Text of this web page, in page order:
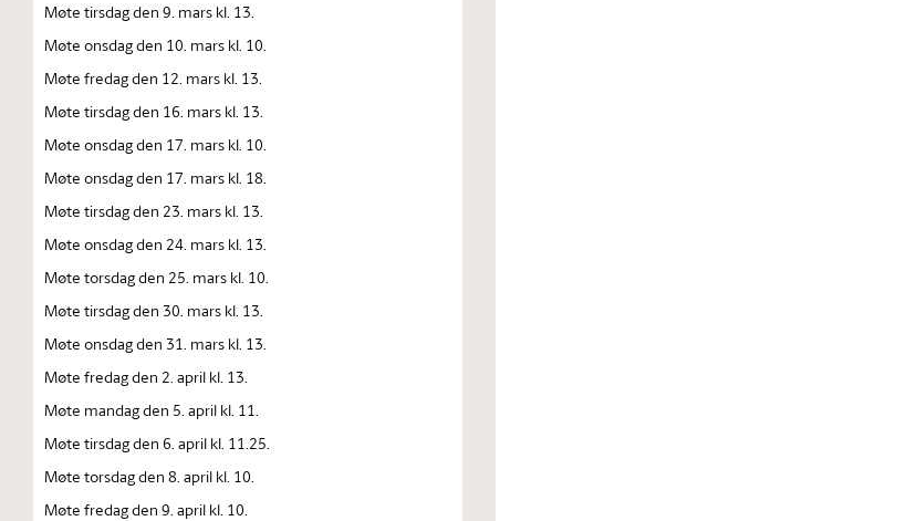
Møte tirsdag den 9. mars kl. 13.
Møte onsdag den 10. mars kl. 10.
Møte fredag den 12. mars kl. 13.
Møte tirsdag den 16. mars kl. 13.
Møte onsdag den 17. mars kl. 10.
Møte onsdag den 17. mars kl. 18.
Møte tirsdag den 23. mars kl. 13.
Møte onsdag den 24. mars kl. 13.
Møte torsdag den 25. mars kl. 10.
Møte tirsdag den 30. mars kl. 13.
Møte onsdag den 31. mars kl. 13.
Møte fredag den 2. april kl. 13.
Møte mandag den 5. april kl. 11.
Møte tirsdag den 6. april kl. 11.25.
Møte torsdag den 8. april kl. 10.
Møte fredag den 9. april kl. 10.